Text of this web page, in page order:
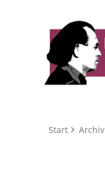
Start Archiv